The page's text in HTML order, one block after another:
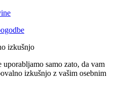
izkušnjo
samo zato, da vam
izkušnjo z vašim osebnim